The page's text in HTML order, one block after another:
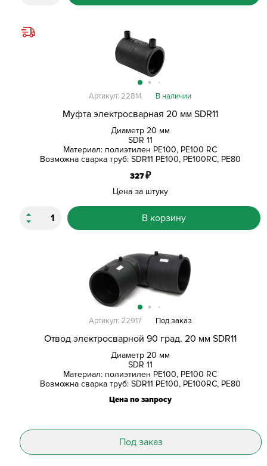
Муфта электросварная 20 мм SDR11
Диаметр 20 мм
SDR 11
Материал: полиэтилен PE100, PE100 RC
Возможна сварка труб: SDR11 PE100, PE100RC, PE80
Артикул: 22814 В наличии
327₽
Цена за штуку
В корзину
Отвод электросварной 90 град. 20 мм SDR11
Диаметр 20 мм
SDR 11
Материал: полиэтилен PE100, PE100 RC
Возможна сварка труб: SDR11 PE100, PE100RC, PE80
Артикул: 22917 Под заказ
Цена по запросу
Под заказ